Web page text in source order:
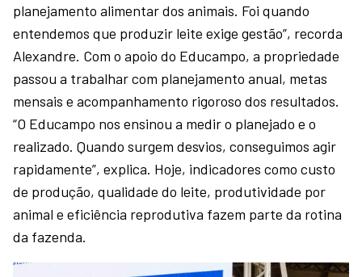
planejamento alimentar dos animais. Foi quando
entendemos que produzir leite exige gestão”, recorda
Alexandre. Com o apoio do Educampo, a propriedade
passou a trabalhar com planejamento anual, metas
mensais e acompanhamento rigoroso dos resultados.
“O Educampo nos ensinou a medir o planejado e o
realizado. Quando surgem desvios, conseguimos agir
rapidamente”, explica. Hoje, indicadores como custo
de produção, qualidade do leite, produtividade por
animal e eficiência reprodutiva fazem parte da rotina
da fazenda.